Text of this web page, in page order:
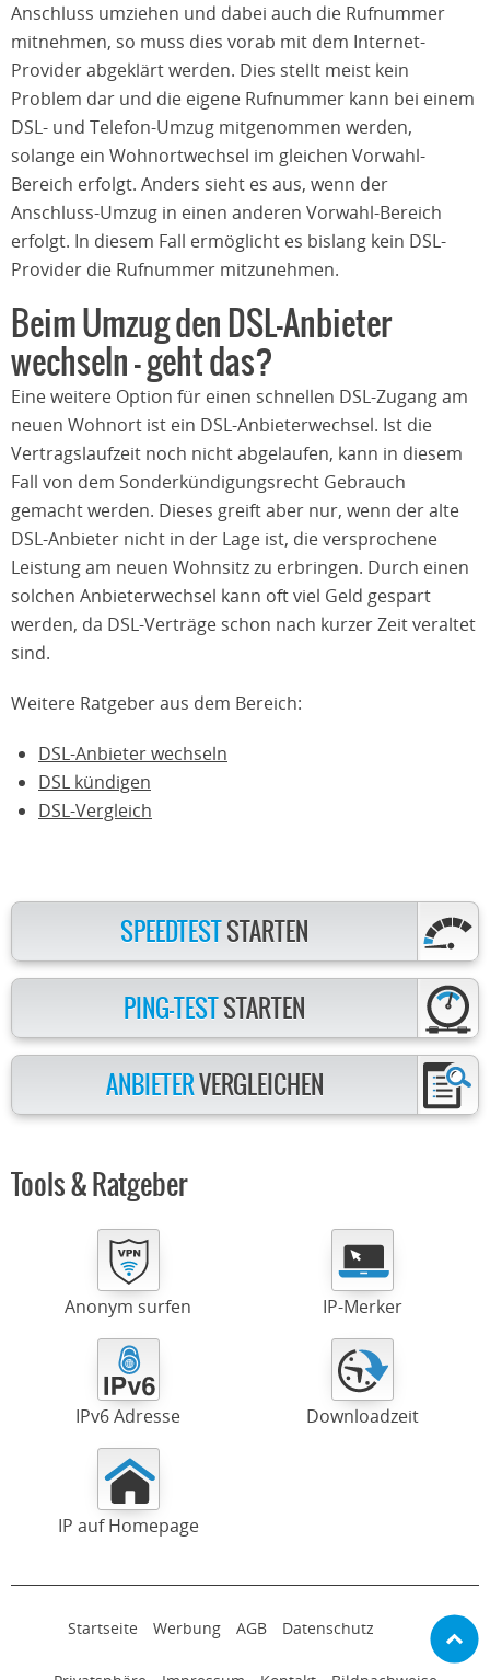
Anschluss umziehen und dabei auch die Rufnummer
mitnehmen, so muss dies vorab mit dem Internet-
Provider abgeklärt werden. Dies stellt meist kein
Problem dar und die eigene Rufnummer kann bei einem
DSL- und Telefon-Umzug mitgenommen werden,
solange ein Wohnortwechsel im gleichen Vorwahl-
Bereich erfolgt. Anders sieht es aus, wenn der
Anschluss-Umzug in einen anderen Vorwahl-Bereich
erfolgt. In diesem Fall ermöglicht es bislang kein DSL-
Provider die Rufnummer mitzunehmen.
Beim Umzug den DSL-Anbieter
wechseln – geht das?
Eine weitere Option für einen schnellen DSL-Zugang am
neuen Wohnort ist ein DSL-Anbieterwechsel. Ist die
Vertragslaufzeit noch nicht abgelaufen, kann in diesem
Fall von dem Sonderkündigungsrecht Gebrauch
gemacht werden. Dieses greift aber nur, wenn der alte
DSL-Anbieter nicht in der Lage ist, die versprochene
Leistung am neuen Wohnsitz zu erbringen. Durch einen
solchen Anbieterwechsel kann oft viel Geld gespart
werden, da DSL-Verträge schon nach kurzer Zeit veraltet
sind.
Weitere Ratgeber aus dem Bereich:
DSL-Anbieter wechseln
DSL kündigen
DSL-Vergleich
SPEEDTESTSTARTEN
PING-TESTSTARTEN
ANBIETERVERGLEICHEN
Tools & Ratgeber
Anonym surfen IP-Merker
IPv6 Adresse Downloadzeit
IP auf Homepage
Startseite Werbung AGB Datenschutz